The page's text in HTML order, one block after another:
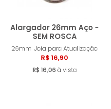
Alargador 26mm Aço -
SEM ROSCA
26mm Joia para Atualização
R$ 16,90
R$ 16,06 à vista
Comprar